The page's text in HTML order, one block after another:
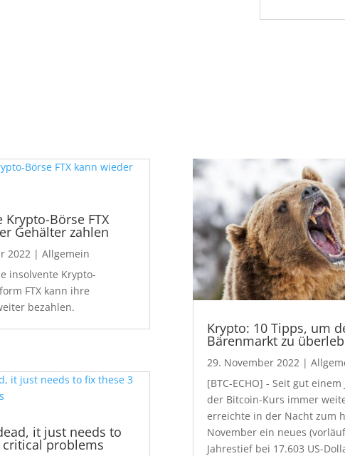
Börse FTX
Gehälter zahlen
2022 | Allgemein
insolvente Krypto-
FTX kann ihre
bezahlen.
it just needs to
problems
Krypto: 10 Tipps, um
Bärenmarkt zu
29. November 2022|
[BTC-ECHO] - Seit gut
der Bitcoin-Kurs immer
erreichte in der Nacht zum
November ein neues
Jahrestief bei 17.603 US-